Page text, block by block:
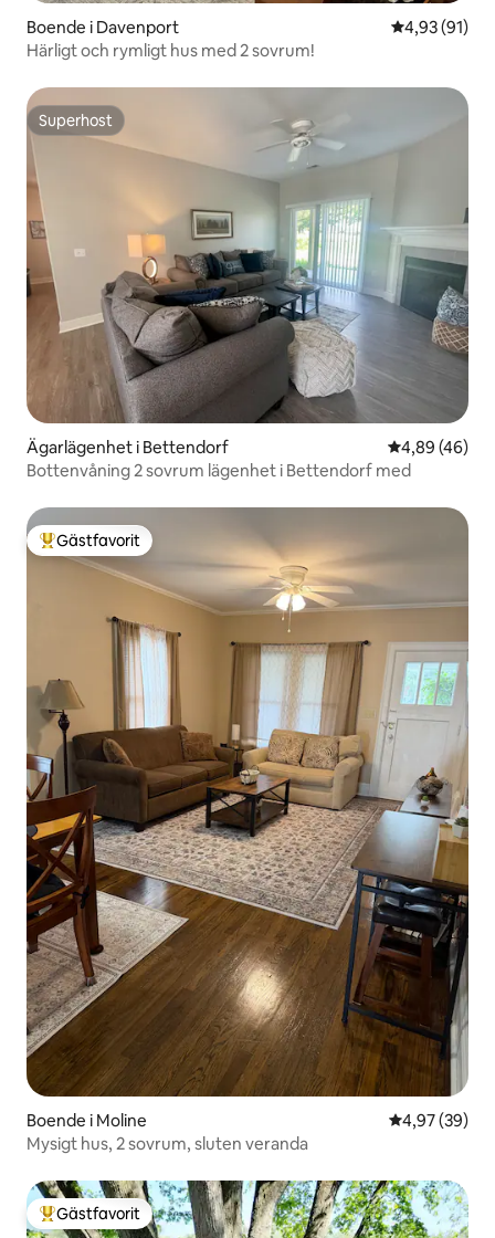
Boende i Davenport 4,93 av 5 i
4,93 (91)
Härligt och rymligt hus med 2 sovrum!
Superhost
Superhost
Ägarlägenhet i Bettendorf 4,89 av 5 i
4,89 (46)
Bottenvåning 2 sovrum lägenhet i Bettendorf med
Populär gästfavorit
Gästfavorit
Boende i Moline 4,97 av 5 i
4,97 (39)
Mysigt hus, 2 sovrum, sluten veranda
Populär gästfavorit
Gästfavorit